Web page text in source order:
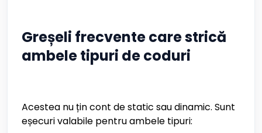
Greșeli frecvente care strică
ambele tipuri de coduri
Acestea nu țin cont de static sau dinamic. Sunt
eșecuri valabile pentru ambele tipuri: